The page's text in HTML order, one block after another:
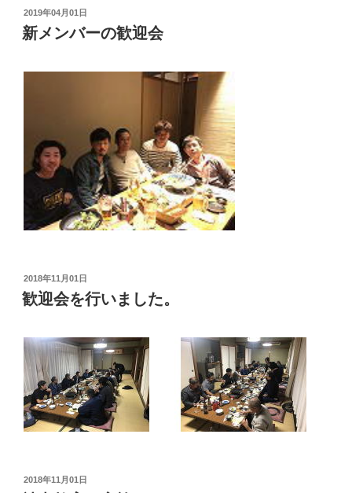
投
稿
日:
2019年04月01日
新メンバーの歓迎会
投
稿
日:
2018年11月01日
歓迎会を行いました。
投
2018年11月01日